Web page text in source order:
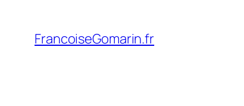
contenu
FrancoiseGomarin.fr